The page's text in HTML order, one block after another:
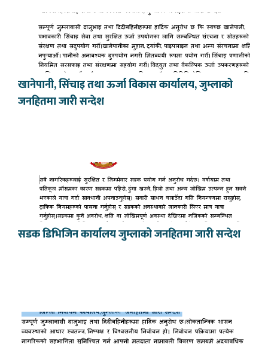
खानेपानी, सिंचाइ तथा ऊर्जा विकास कार्यालय, जुम्लाको
जनहितमा जारी सन्देश
सडक डिभिजिन कार्यालय जुम्लाको जनहितमा जारी सन्देश